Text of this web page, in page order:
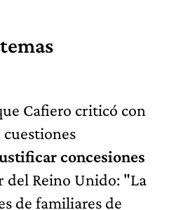
Cafiero criticó con
cuestiones
concesiones
del Reino Unido: "La
de familiares de